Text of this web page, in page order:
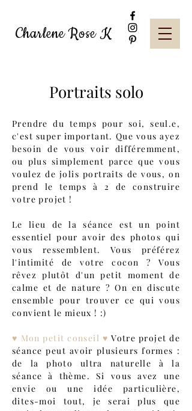
Charlene Rose K
Portraits solo
Prendre du temps pour soi, seul.e,
c'est super important. Que vous ayez
besoin de vous voir différemment,
ou plus simplement parce que vous
voulez de jolis portraits de vous, on
prend le temps à 2 de construire
votre projet !
Le lieu de la séance est un point
essentiel pour avoir des photos qui
vous ressemblent. Vous préférez
l'intimité de votre cocon ? Vous
rêvez plutôt d'un petit moment de
calme et de nature ? On en discute
ensemble pour trouver ce qui vous
convient le mieux ! :)
♥ Mon petit conseil ♥Votre projet de
séance peut avoir plusieurs formes :
de la photo ultra naturelle à la
séance à thème. Si vous avez une
envie ou une idée particulière,
dites-moi tout, je serai plus que